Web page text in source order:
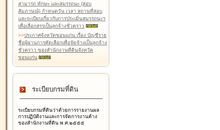
สามารถ ทักษะ และสมรรถนะ (สอบ
สัมภาษณ์) กำหนดวัน เวลา สถานที่สอบ
และระเบียบเกี่ยวกับการประเมินสมรรถนะฯ
เพื่อเลือกสรรเป็นลูกจ้างชั่วคราว
>>ประกาศจังหวัดขอนแก่น เรื่อง บัญชีราย
ชื่อผู้ผ่านการคัดเลือกเพื่อจัดจ้างเป็นลูกจ้าง
ชั่วคราว ของสำนักงานที่ดินจังหวัด
ขอนแก่น
ระเบียบกรมที่ดิน
ระเบียบกรมที่ดินว่าด้วยการรายงานผล
การปฏิบัติงานและการจัดการงานค้าง
ของสำนักงานที่ดิน พ.ศ.๒๕๕๕